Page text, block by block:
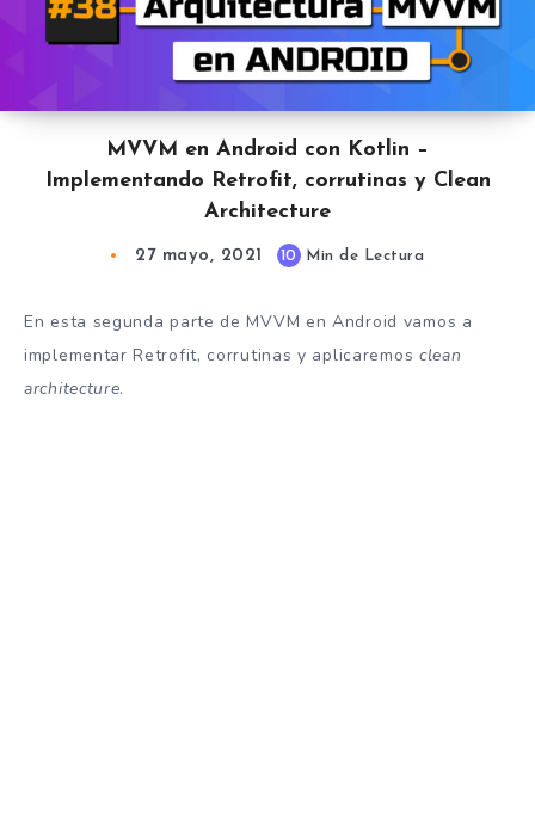
MVVM en Android con Kotlin –
Implementando Retrofit, corrutinas y Clean
Architecture
27 mayo, 2021 10 Min de Lectura
En esta segunda parte de MVVM en Android vamos a
implementar Retrofit, corrutinas y aplicaremos clean
architecture.